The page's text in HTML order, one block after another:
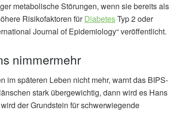
metabolische Störungen, wenn sie bereits als
Risikofaktoren fürDiabetesTyp 2 oder
Journal of Epidemiology“ veröffentlicht.
nimmermehr
im späteren Leben nicht mehr, warnt das BIPS-
stark übergewichtig, dann wird es Hans
der Grundstein für schwerwiegende